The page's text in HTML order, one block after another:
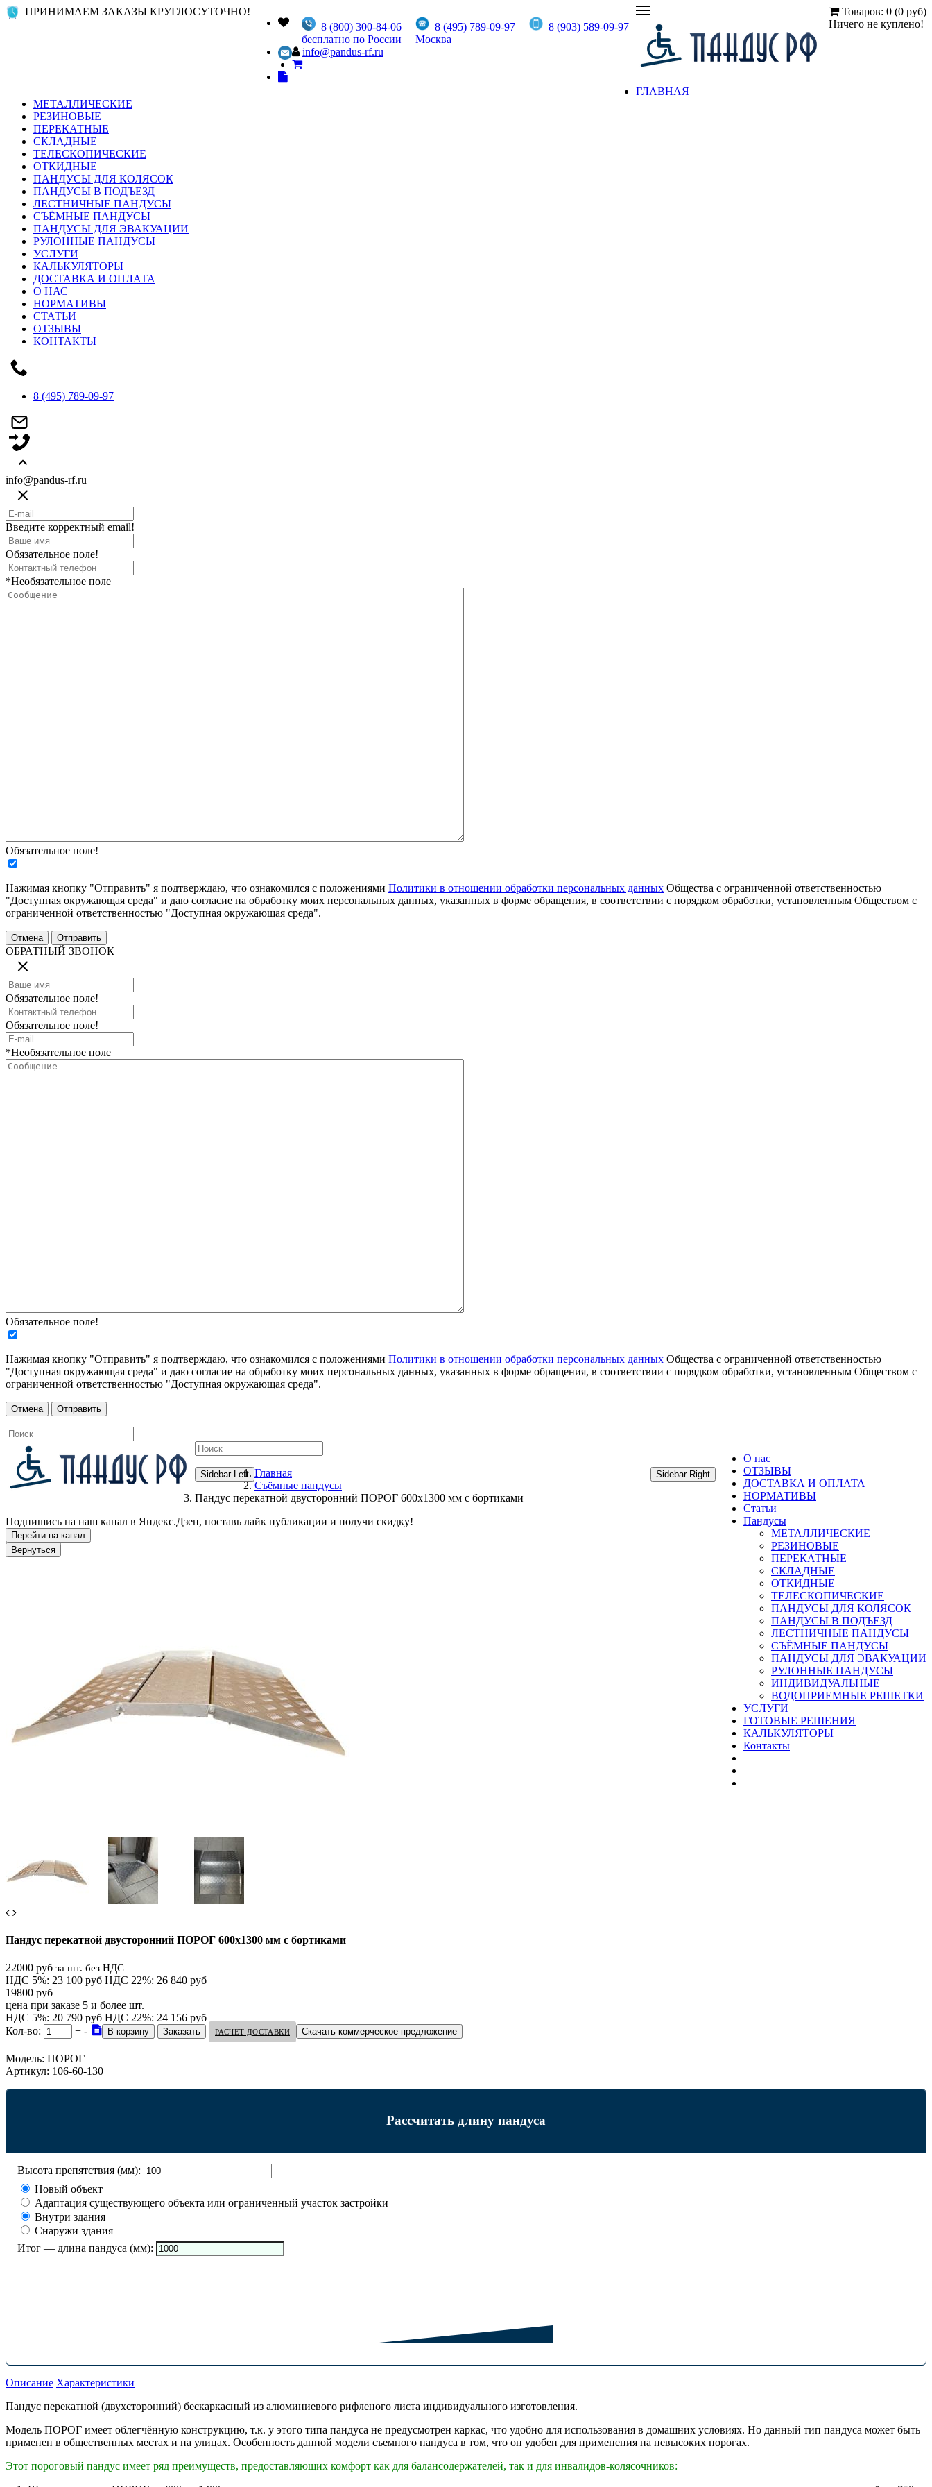
ПРИНИМАЕМ ЗАКАЗЫ КРУГЛОСУТОЧНО!
8 (800) 300-84-06
бесплатно по России
8 (495) 789-09-97
Москва
8 (903) 589-09-97
info@pandus-rf.ru
Товаров: 0 (0 руб)
Ничего не куплено!
ГЛАВНАЯ
МЕТАЛЛИЧЕСКИЕ
РЕЗИНОВЫЕ
ПЕРЕКАТНЫЕ
СКЛАДНЫЕ
ТЕЛЕСКОПИЧЕСКИЕ
ОТКИДНЫЕ
ПАНДУСЫ ДЛЯ КОЛЯСОК
ПАНДУСЫ В ПОДЪЕЗД
ЛЕСТНИЧНЫЕ ПАНДУСЫ
СЪЁМНЫЕ ПАНДУСЫ
ПАНДУСЫ ДЛЯ ЭВАКУАЦИИ
РУЛОННЫЕ ПАНДУСЫ
УСЛУГИ
КАЛЬКУЛЯТОРЫ
ДОСТАВКА И ОПЛАТА
О НАС
НОРМАТИВЫ
СТАТЬИ
ОТЗЫВЫ
КОНТАКТЫ
8 (495) 789-09-97
info@pandus-rf.ru
Введите корректный email!
Обязательное поле!
*Необязательное поле
Обязательное поле!
Нажимая кнопку "Отправить" я подтверждаю, что ознакомился с положениями Политики в отношении обработки персональных данных Общества с ограниченной ответственностью
"Доступная окружающая среда" и даю согласие на обработку моих персональных данных, указанных в форме обращения, в соответствии с порядком обработки, установленным Обществом с
ограниченной ответственностью "Доступная окружающая среда".
ОБРАТНЫЙ ЗВОНОК
Обязательное поле!
Обязательное поле!
*Необязательное поле
Обязательное поле!
Нажимая кнопку "Отправить" я подтверждаю, что ознакомился с положениями Политики в отношении обработки персональных данных Общества с ограниченной ответственностью
"Доступная окружающая среда" и даю согласие на обработку моих персональных данных, указанных в форме обращения, в соответствии с порядком обработки, установленным Обществом с
ограниченной ответственностью "Доступная окружающая среда".
О нас
ОТЗЫВЫ
ДОСТАВКА И ОПЛАТА
НОРМАТИВЫ
Статьи
Пандусы
МЕТАЛЛИЧЕСКИЕ
РЕЗИНОВЫЕ
ПЕРЕКАТНЫЕ
СКЛАДНЫЕ
ОТКИДНЫЕ
ТЕЛЕСКОПИЧЕСКИЕ
ПАНДУСЫ ДЛЯ КОЛЯСОК
ПАНДУСЫ В ПОДЪЕЗД
ЛЕСТНИЧНЫЕ ПАНДУСЫ
CЪЁМНЫЕ ПАНДУСЫ
ПАНДУСЫ ДЛЯ ЭВАКУАЦИИ
РУЛОННЫЕ ПАНДУСЫ
ИНДИВИДУАЛЬНЫЕ
ВОДОПРИЕМНЫЕ РЕШЕТКИ
УСЛУГИ
ГОТОВЫЕ РЕШЕНИЯ
КАЛЬКУЛЯТОРЫ
Контакты
Sidebar Left Sidebar Right
Главная
Съёмные пандусы
Пандус перекатной двусторонний ПОРОГ 600х1300 мм с бортиками
Подпишись на наш канал в Яндекс.Дзен, поставь лайк публикации и получи скидку!
Пандус перекатной двусторонний ПОРОГ 600х1300 мм с бортиками
22000 руб за шт. без НДС
НДС 5%: 23 100 руб НДС 22%: 26 840 руб
19800 руб
цена при заказе 5 и более шт.
НДС 5%: 20 790 руб НДС 22%: 24 156 руб
Кол-во:
+ - РАСЧЁТ ДОСТАВКИ Скачать коммерческое предложение
Модель: ПОРОГ
Артикул: 106-60-130
Рассчитать длину пандуса
Высота препятствия (мм):
Новый объект
Адаптация существующего объекта или ограниченный участок застройки
Внутри здания
Снаружи здания
Итог — длина пандуса (мм):
Описание Характеристики
Пандус перекатной (двухсторонний) бескаркасный из алюминиевого рифленого листа индивидуального изготовления.
Модель ПОРОГ имеет облегчённую конструкцию, т.к. у этого типа пандуса не предусмотрен каркас, что удобно для использования в домашних условиях. Но данный тип пандуса может быть
применен в общественных местах и на улицах. Особенность данной модели съемного пандуса в том, что он удобен для применения на невысоких порогах.
Этот пороговый пандус имеет ряд преимуществ, предоставляющих комфорт как для балансодержателей, так и для инвалидов-колясочников: